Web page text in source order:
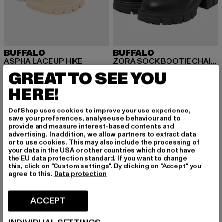
BUFFALO
ASPHA LACE UP HIKE
1 535,20 kr
Nuvarande pris: 1 535,20 kr
BUFFALO
ZORA SOCK BOOTIE CHAIN - VEGAN NAPPA
807,10 kr
Nuvarande pris: 807,10 kr
1 153 krKampanjpris: 1 153
-31% -10%
GREAT TO SEE YOU
HERE!
DefShop uses cookies to improve your use experience,
save your preferences, analyse use behaviour and to
provide and measure interest-based contents and
advertising. In addition, we allow partners to extract data
or to use cookies. This may also include the processing of
your data in the USA or other countries which do not have
the EU data protection standard. If you want to change
this, click on "Custom settings". By clicking on "Accept" you
agree to this. Data protection
ACCEPT